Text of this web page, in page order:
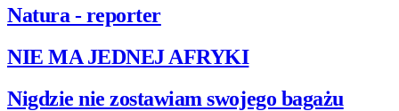
Natura - reporter
NIE MA JEDNEJ AFRYKI
Nigdzie nie zostawiam swojego bagażu